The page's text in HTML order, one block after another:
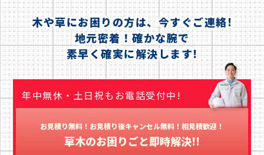
木や草にお困りの方は、今すぐご連絡!
地元密着！確かな腕で
素早く確実に解決します!
年中無休・土日祝もお電話受付中!
お見積り無料！お見積り後キャンセル無料！相見積歓迎！
草木のお困りごと即時解決!!